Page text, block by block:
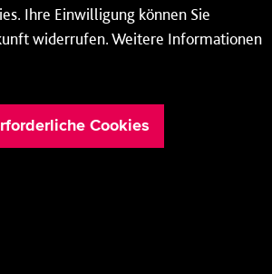
Ihre Einwilligung können Sie
widerrufen. Weitere Informationen
Cookies